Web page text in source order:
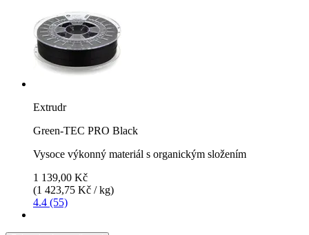
Extrudr
Green-TEC PRO Black
Vysoce výkonný materiál s organickým složením
1 139,00 Kč
(1 423,75 Kč / kg)
4.4 (55)